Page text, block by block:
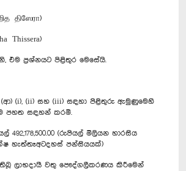
திஸேரா)
Thissera)
එම ප්‍රශ්නයට පිළිතුර මෙසේයි.
(ii) සහ (iii) සඳහා පිළිතුරු ඇමුණුමෙහි
පහත සඳහන් කරමි.
(රුපියල් මිලියන හාරසිය
හැත්තෑඅටදහස් පන්සියයක්)
තිබූ ලාභදායී වතු පෞද්ගලීකරණය කිරීමෙන්